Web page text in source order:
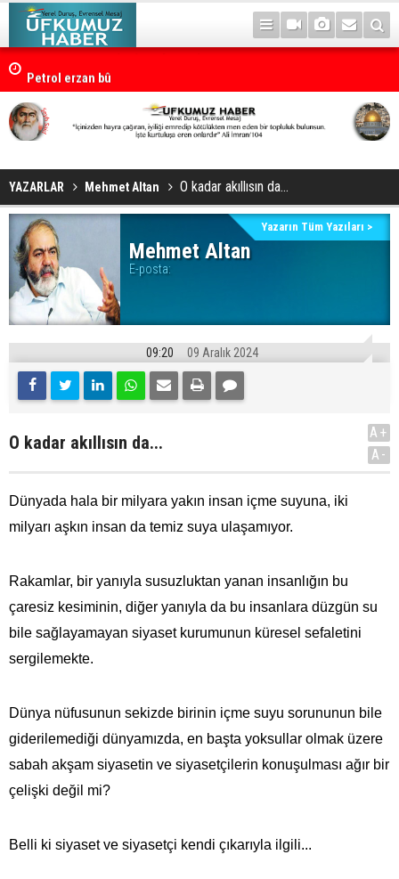
Petrol erzan bû
YAZARLAR Mehmet Altan O kadar akıllısın da...
Mehmet Altan
E-posta:
Yazarın Tüm Yazıları >
09:20 09 Aralık 2024
O kadar akıllısın da...
A+
A-
Dünyada hala bir milyara yakın insan içme suyuna, iki
milyarı aşkın insan da temiz suya ulaşamıyor.
Rakamlar, bir yanıyla susuzluktan yanan insanlığın bu
çaresiz kesiminin, diğer yanıyla da bu insanlara düzgün su
bile sağlayamayan siyaset kurumunun küresel sefaletini
sergilemekte.
Dünya nüfusunun sekizde birinin içme suyu sorununun bile
giderilemediği dünyamızda, en başta yoksullar olmak üzere
sabah akşam siyasetin ve siyasetçilerin konuşulması ağır bir
çelişki değil mi?
Belli ki siyaset ve siyasetçi kendi çıkarıyla ilgili...